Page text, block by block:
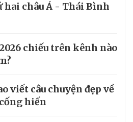
hai châu Á - Thái Bình
chiếu trên kênh nào
viết câu chuyện đẹp về
hiến